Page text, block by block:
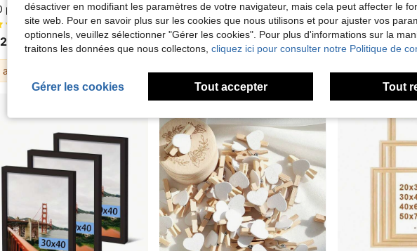
1-50 pièces Crochets muraux adhésifs ultra-résistants pour accrocher des photos, des cadres, des sacs, des spatules de cuisine et plus encore - sans vis, lavables, réutilisables et sans perçage - idéaux pour la décoration et l'organisation de la maison
(500+)
2,38€
autres vendeurs
HIMEETIME 1/2/3/4/6 pièces Cadres photo en bois de chêne massif, tailles multiples A3/A4/30x40cm, blanc/noir/naturel/marron, cadre en bois minimaliste pour bureau et montage mural, décoration maison et bureau, convient pour les photos de famille, de voyage, de remise des diplômes, de mariage et les œuvres d'art, cadeau idéal
Dès5,28€
autres vendeurs
Dès2,44€
désactiver en modifiant les paramètres de votre navigateur, mais cela peut affecter le
site web. Pour en savoir plus sur les cookies que nous utilisons et pour ajuster vos
optionnels, veuillez sélectionner "Gérer les cookies". Pour plus d'informations sur la
traitons les données que nous collectons, cliquez ici pour consulter notre Politique de
Gérer les cookies Tout accepter Tout